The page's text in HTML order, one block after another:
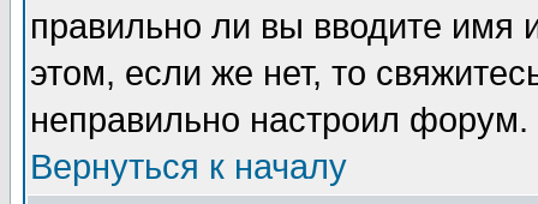
правильно ли вы вводите
этом, если же нет, то
неправильно настроил форум.
Вернуться к началу